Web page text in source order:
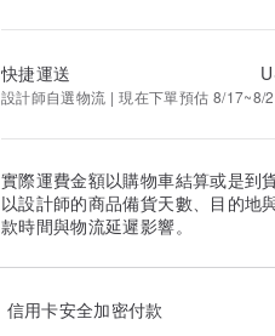
快捷運送
設計師自選物流 | 現在下單預估 8/17~8/
實際運費金額以購物車結算或是到
以設計師的商品備貨天數、目的地
款時間與物流延遲影響。
信用卡安全加密付款